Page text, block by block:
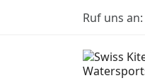
Ruf uns an: